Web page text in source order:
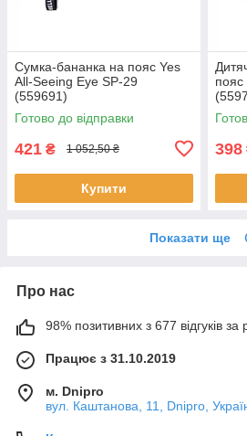
Сумка-бананка на пояс Yes
All-Seeing Eye SP-29
(559691)
Готово до відправки
421 ₴ 1 052,50 ₴
Купити
пояс
398
Показати ще
Про нас
98% позитивних з 677 відгуків за
Працює з 31.10.2019
м. Dnipro
вул. Каштанова, 11, Dnipro,